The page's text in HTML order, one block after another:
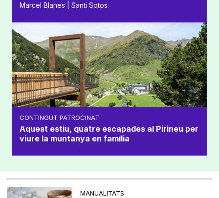
Marcel Blanes | Santi Sotos
CONTINGUT PATROCINAT
Aquest estiu, quatre escapades al Pirineu per
viure la muntanya en família
MANUALITATS